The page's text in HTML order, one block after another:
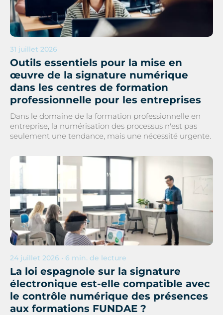
31 juillet 2026
Outils essentiels pour la mise en
œuvre de la signature numérique
dans les centres de formation
professionnelle pour les entreprises
Dans le domaine de la formation professionnelle en
entreprise, la numérisation des processus n'est pas
seulement une tendance, mais une nécessité urgente.
24 juillet 2026 • 6 min. de lecture
La loi espagnole sur la signature
électronique est-elle compatible avec
le contrôle numérique des présences
aux formations FUNDAE ?